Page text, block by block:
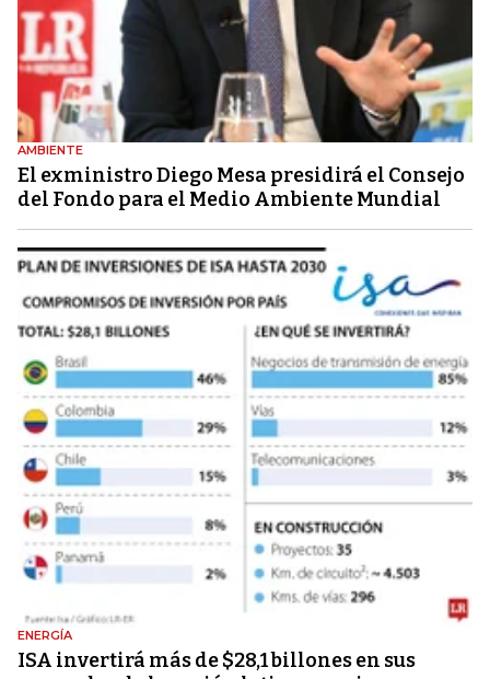
AMBIENTE
El exministro Diego Mesa presidirá el Consejo
del Fondo para el Medio Ambiente Mundial
ENERGÍA
ISA invertirá más de $28,1 billones en sus